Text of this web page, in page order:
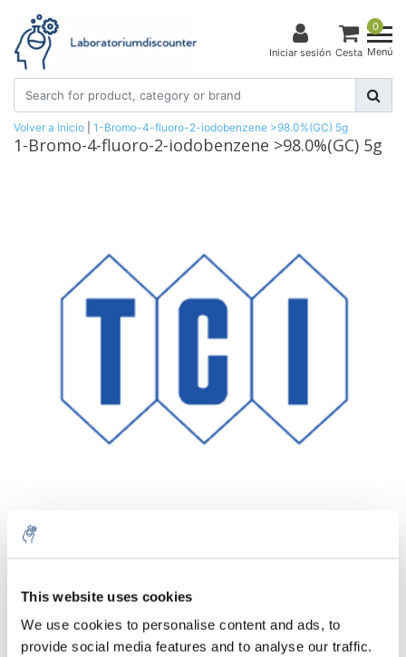
This website uses cookies
We use cookies to personalise content and ads, to
provide social media features and to analyse our traffic.
Iniciar sesión
0
Cesta Menú
Volver a Inicio 1-Bromo-4-fluoro-2-iodobenzene >98.0%(GC) 5g
1-Bromo-4-fluoro-2-iodobenzene >98.0%(GC) 5g
Cantidad Producto Precio Details
1 pieza
incluido
IVA incluido